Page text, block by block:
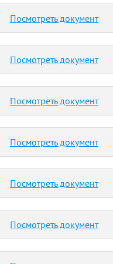
Посмотреть документ
Посмотреть документ
Посмотреть документ
Посмотреть документ
Посмотреть документ
Посмотреть документ